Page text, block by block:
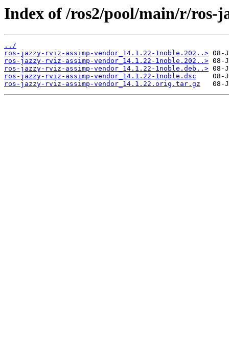
Index of /ros2/pool/main/r/ros-
../
ros-jazzy-rviz-assimp-vendor_14.1.22-1noble.202..>
ros-jazzy-rviz-assimp-vendor_14.1.22-1noble.202..>
ros-jazzy-rviz-assimp-vendor_14.1.22-1noble.deb..>
ros-jazzy-rviz-assimp-vendor_14.1.22-1noble.dsc
ros-jazzy-rviz-assimp-vendor_14.1.22.orig.tar.gz